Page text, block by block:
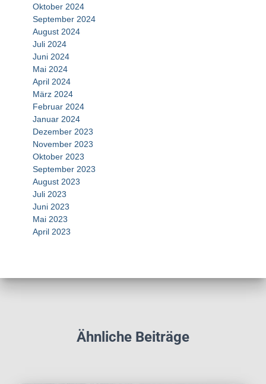
Oktober 2024
September 2024
August 2024
Juli 2024
Juni 2024
Mai 2024
April 2024
März 2024
Februar 2024
Januar 2024
Dezember 2023
November 2023
Oktober 2023
September 2023
August 2023
Juli 2023
Juni 2023
Mai 2023
April 2023
Ähnliche Beiträge